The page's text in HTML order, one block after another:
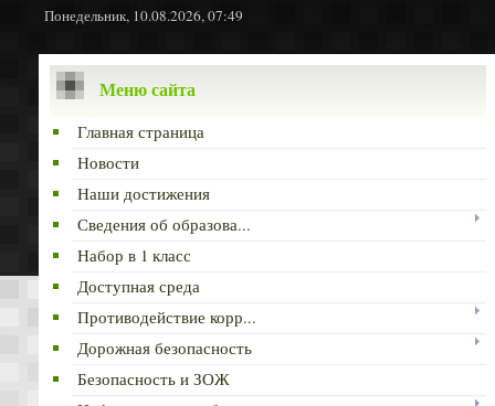
Понедельник, 10.08.2026, 07:49
Меню сайта
Главная страница
Новости
Наши достижения
Сведения об образова...
Набор в 1 класс
Доступная среда
Противодействие корр...
Дорожная безопасность
Безопасность и ЗОЖ